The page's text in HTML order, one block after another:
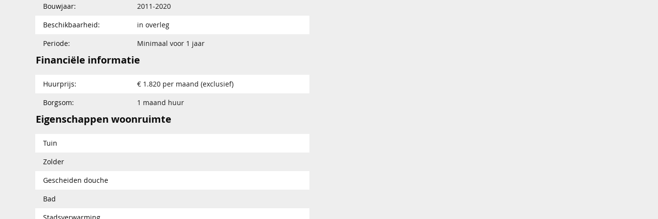
Bouwjaar:
2011-2020
Beschikbaarheid:
in overleg
Periode:
Minimaal voor 1 jaar
Financiële informatie
Huurprijs:
€ 1.820 per maand (exclusief)
Borgsom:
1 maand huur
Eigenschappen woonruimte
Tuin
Zolder
Gescheiden douche
Bad